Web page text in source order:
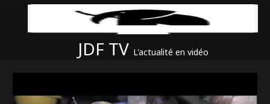
JDF TV L'actualité en vidéo